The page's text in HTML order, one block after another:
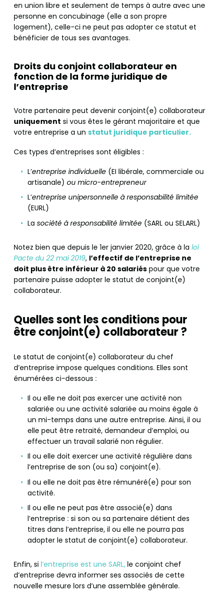
en union libre et seulement de temps à autre avec une
personne en concubinage (elle a son propre
logement), celle-ci ne peut pas adopter ce statut et
bénéficier de tous ses avantages.
Droits du conjoint collaborateur en
fonction de la forme juridique de
l’entreprise
Votre partenaire peut devenir conjoint(e) collaborateur
uniquement si vous êtes le gérant majoritaire et que
votre entreprise a un statut juridique particulier.
Ces types d’entreprises sont éligibles :
L’entreprise individuelle (EI libérale, commerciale ou
artisanale) ou micro-entrepreneur
L’entreprise unipersonnelle à responsabilité limitée
(EURL)
La société à responsabilité limitée (SARL ou SELARL)
Notez bien que depuis le 1er janvier 2020, grâce à la loi
Pacte du 22 mai 2019, l’effectif de l’entreprise ne
doit plus être inférieur à 20 salariés pour que votre
partenaire puisse adopter le statut de conjoint(e)
collaborateur.
Quelles sont les conditions pour
être conjoint(e) collaborateur ?
Le statut de conjoint(e) collaborateur du chef
d’entreprise impose quelques conditions. Elles sont
énumérées ci-dessous :
Il ou elle ne doit pas exercer une activité non
salariée ou une activité salariée au moins égale à
un mi-temps dans une autre entreprise. Ainsi, il ou
elle peut être retraité, demandeur d’emploi, ou
effectuer un travail salarié non régulier.
Il ou elle doit exercer une activité régulière dans
l’entreprise de son (ou sa) conjoint(e).
Il ou elle ne doit pas être rémunéré(e) pour son
activité.
Il ou elle ne peut pas être associé(e) dans
l’entreprise : si son ou sa partenaire détient des
titres dans l’entreprise, il ou elle ne pourra pas
adopter le statut de conjoint(e) collaborateur.
Enfin, si l’entreprise est une SARL, le conjoint chef
d’entreprise devra informer ses associés de cette
nouvelle mesure lors d’une assemblée générale.